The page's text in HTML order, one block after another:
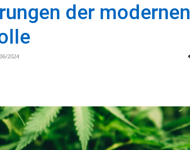
der modernen
2024